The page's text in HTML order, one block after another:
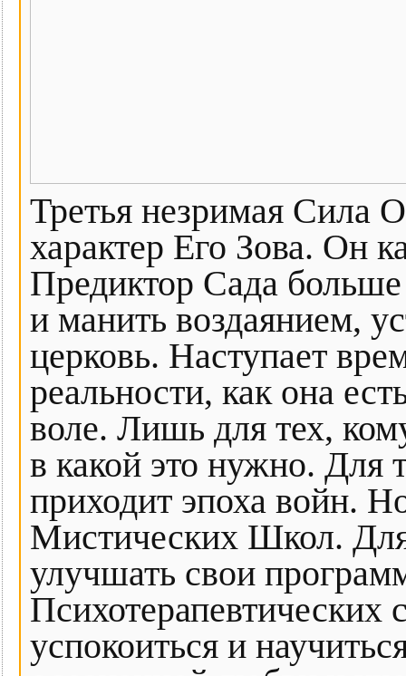
Третья незримая Сила
характер Его Зова. Он
Предиктор Сада больше
и манить воздаянием,
церковь. Наступает
реальности, как она
воле. Лишь для тех,
в какой это нужно. Для
приходит эпоха войн.
Мистических Школ. Для
улучшать свои
успокоиться и